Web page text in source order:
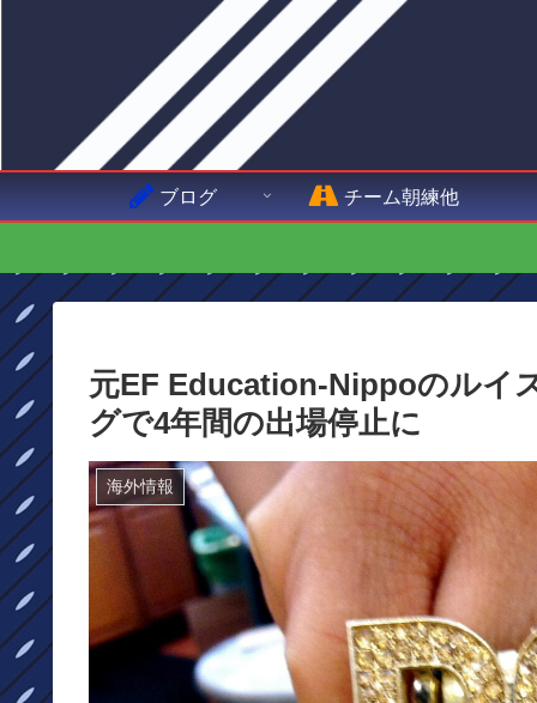
ブログ チーム朝練他
元EF Education-Nippoのルイ
グで4年間の出場停止に
海外情報